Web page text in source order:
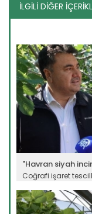
İLGİLİ DİĞER
Genç girişimci
Erzincan’ın
Devamını Oku ->
"Havran siyah
Coğrafi işaret
Devamını Oku ->